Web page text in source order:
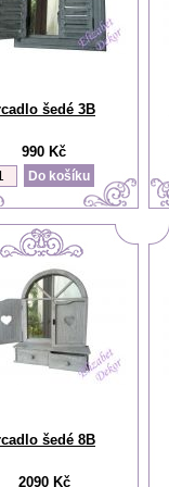
šedé 3B
990 Kč
šedé 8B
2090 Kč